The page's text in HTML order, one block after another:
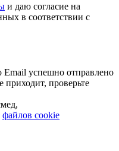
и даю согласие на
в соответствии с
успешно отправлено
приходит, проверьте
файлов cookie